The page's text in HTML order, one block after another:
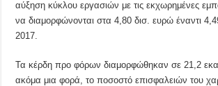
αύξηση κύκλου εργασιών με τις εκχωρημένες
να διαμορφώνονται στα 4,80 δισ. ευρώ έναντι
2017.
Τα κέρδη προ φόρων διαμορφώθηκαν σε 21,2
ακόμα μια φορά, το ποσοστό επισφαλειών του